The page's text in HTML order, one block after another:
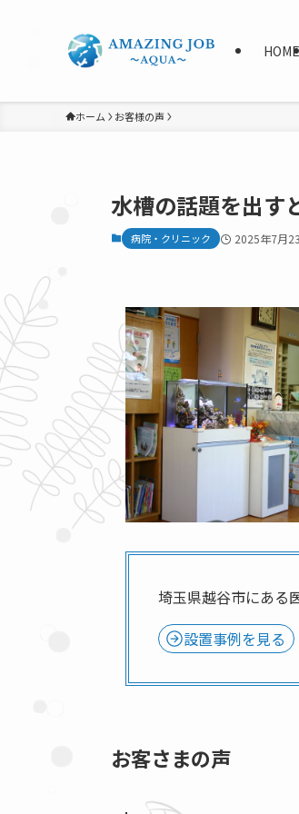
HOME
ホーム お客様の声
水槽の話題を出す
病院・クリニック 2025年7月
埼玉県越谷市にある
設置事例を見る
お客さまの声